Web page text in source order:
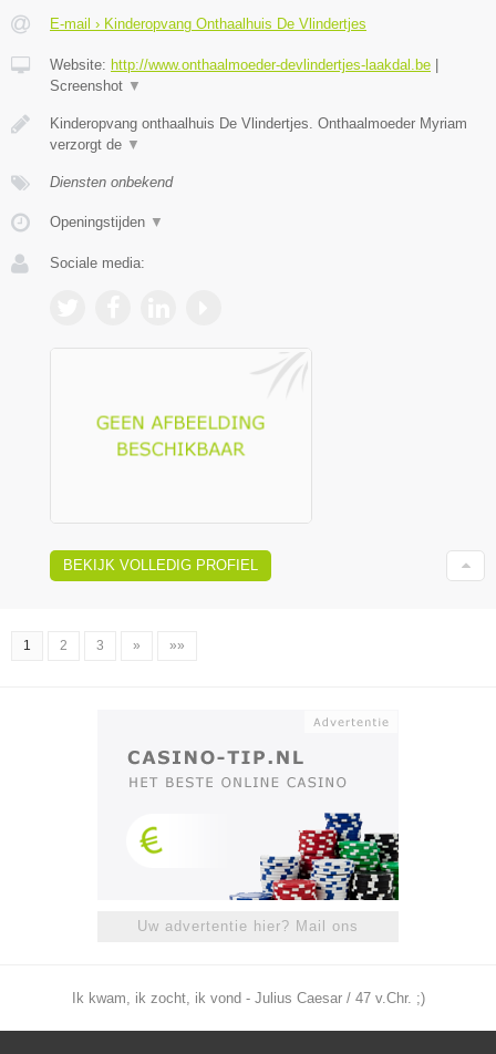
E-mail › Kinderopvang Onthaalhuis De Vlindertjes
Website: http://www.onthaalmoeder-devlindertjes-laakdal.be
Screenshot ▼
Kinderopvang onthaalhuis De Vlindertjes. Onthaalmoeder Myriam
verzorgt de ▼
Diensten onbekend
Openingstijden ▼
Sociale media:
BEKIJK VOLLEDIG PROFIEL
1 2 3 » »»
Uw advertentie hier? Mail ons
Ik kwam, ik zocht, ik vond - Julius Caesar / 47 v.Chr. ;)